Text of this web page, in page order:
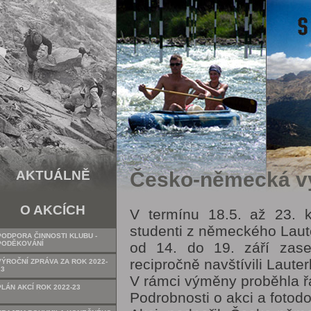
AKTUÁLNĚ
O AKCÍCH
ČINNOSTI KLUBU -
ZPRÁVA ZA ROK 2022-
AKCÍ ROK 2022-23
Česko-německá
V termínu 18.5. až 23.
studenti z německého
od 14. do 19. září
recipročně navštívili
V rámci výměny proběhla
Podrobnosti o akci a